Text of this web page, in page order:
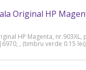
Original HP
HP Magenta, nr.903XL,
, (timbru verde 0.15 lei),